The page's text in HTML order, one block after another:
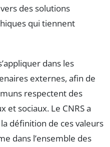
des solutions
qui tiennent
dans les
externes, afin de
respectent des
sociaux. Le CNRS a
définition de ces valeurs
dans l’ensemble des